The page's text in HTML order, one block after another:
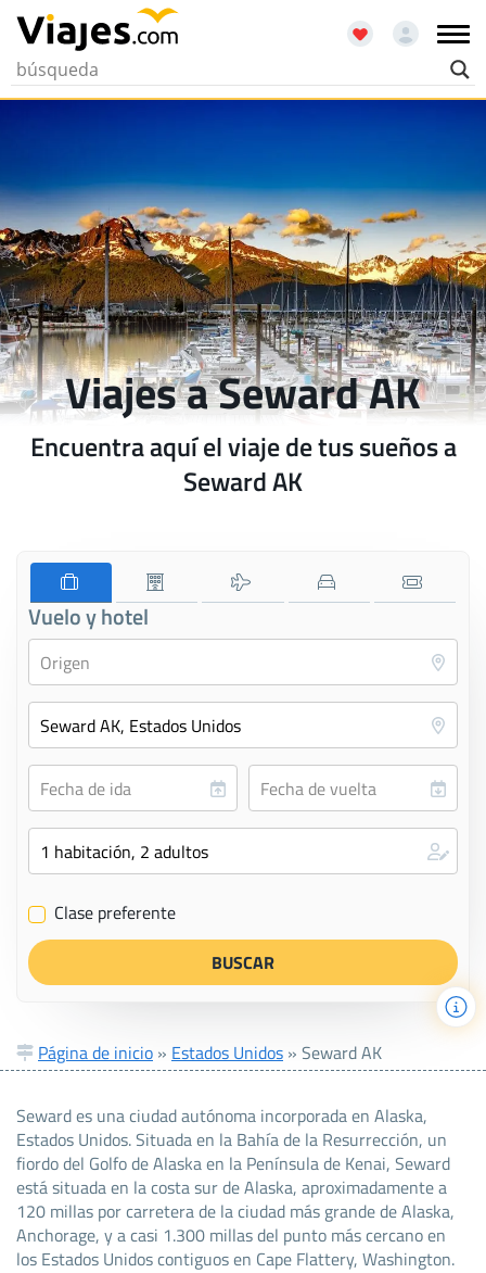
Viajes a Seward AK
Encuentra aquí el viaje de tus sueños a
Seward AK
Vuelo y hotel
✔ Clase preferente
Página de inicio » Estados Unidos » Seward AK
Seward es una ciudad autónoma incorporada en Alaska,
Estados Unidos. Situada en la Bahía de la Resurrección, un
fiordo del Golfo de Alaska en la Península de Kenai, Seward
está situada en la costa sur de Alaska, aproximadamente a
120 millas por carretera de la ciudad más grande de Alaska,
Anchorage, y a casi 1.300 millas del punto más cercano en
los Estados Unidos contiguos en Cape Flattery, Washington.